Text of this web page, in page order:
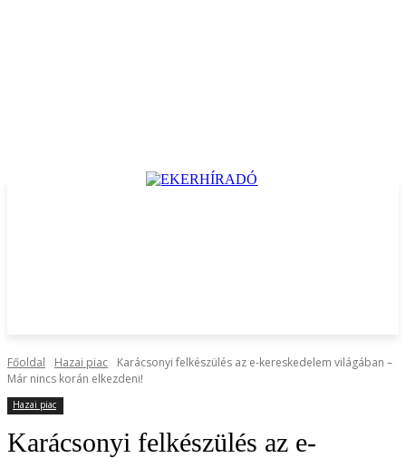
Főoldal Hazai piac
Karácsonyi felkészülés az e-kereskedelem világában –
Már nincs korán elkezdeni!
Hazai piac
Karácsonyi felkészülés az e-